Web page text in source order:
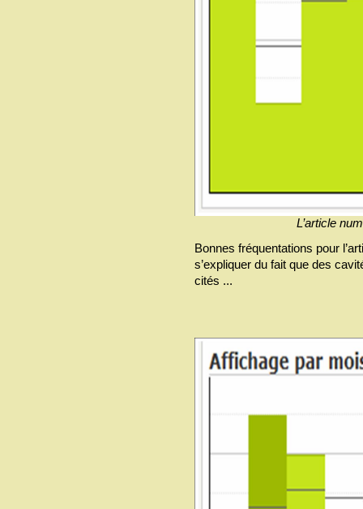
L’article
Bonnes fréquentations pour
s’expliquer du fait que des
cités ...